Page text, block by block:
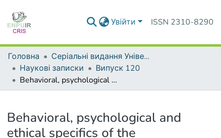
Увійти ISSN 2310-8290
Головна
Серіальні видання Університету
Наукові записки
Випуск 120
Behavioral, psychological and ethical specifics of the interpretation process = Поведінкові, психологічні й етичні аспекти процесу усного перекладу
Behavioral, psychological and
ethical specifics of the